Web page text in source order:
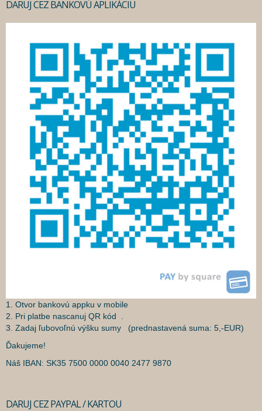
DARUJ CEZ BANKOVÚ APLIKÁCIU
1. Otvor bankovú appku v mobile
2. Pri platbe nascanuj QR kód .
3. Zadaj ľubovoľnú výšku sumy (prednastavená suma: 5,-EUR)
Ďakujeme!
Náš IBAN: SK35 7500 0000 0040 2477 9870
DARUJ CEZ PAYPAL / KARTOU